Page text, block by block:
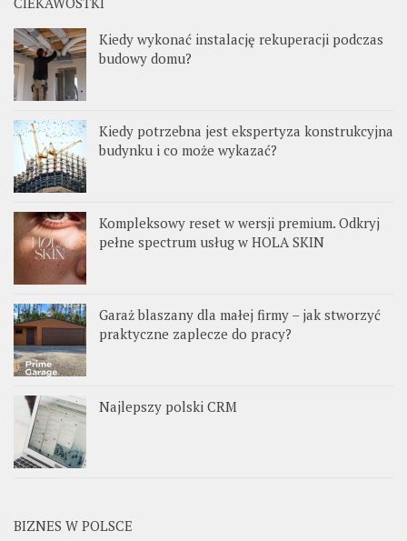
Kiedy wykonać instalację rekuperacji podczas
budowy domu?
Kiedy potrzebna jest ekspertyza konstrukcyjna
budynku i co może wykazać?
Kompleksowy reset w wersji premium. Odkryj
pełne spectrum usług w HOLA SKIN
Garaż blaszany dla małej firmy – jak stworzyć
praktyczne zaplecze do pracy?
Najlepszy polski CRM
BIZNES W POLSCE